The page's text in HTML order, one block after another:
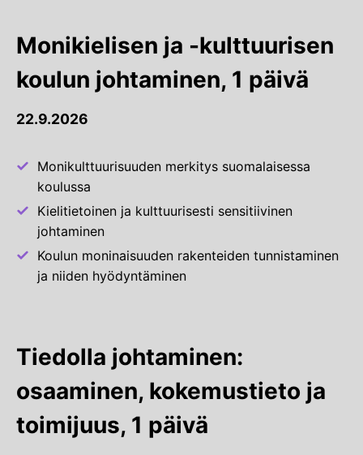
Monikielisen ja -kulttuurisen
koulun johtaminen, 1 päivä
22.9.2026
Monikulttuurisuuden merkitys suomalaisessa
koulussa
Kielitietoinen ja kulttuurisesti sensitiivinen
johtaminen
Koulun moninaisuuden rakenteiden tunnistaminen
ja niiden hyödyntäminen
Tiedolla johtaminen:
osaaminen, kokemustieto ja
toimijuus, 1 päivä